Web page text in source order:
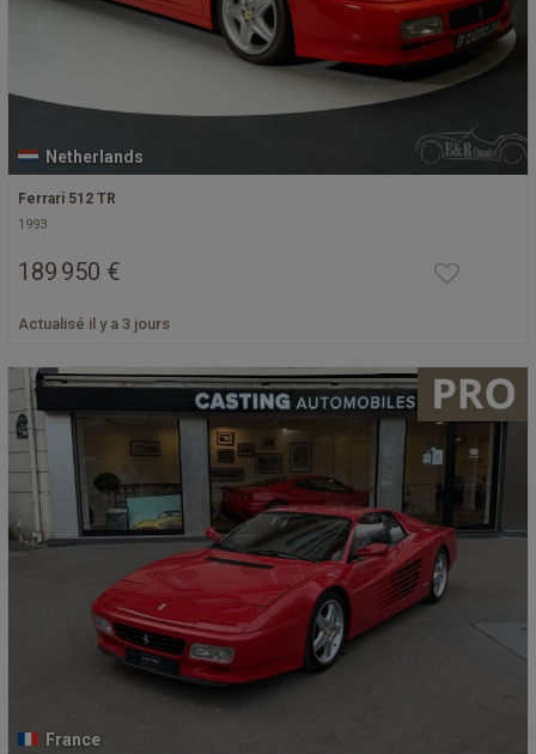
Netherlands
Ferrari 512 TR
1993
189 950 €
Actualisé il y a 3 jours
France